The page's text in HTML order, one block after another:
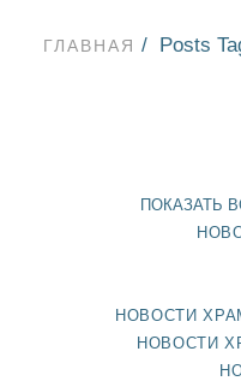
ГЛАВНАЯ Posts
ПОКАЗАТЬ
НОВОСТИ
НОВОСТИ